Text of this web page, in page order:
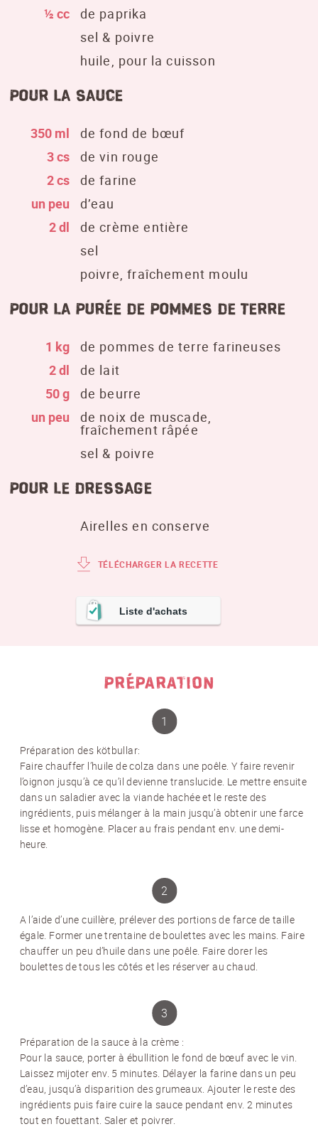
½ cc
de paprika
sel & poivre
huile, pour la cuisson
pour la sauce
350 ml
de fond de bœuf
3 cs
de vin rouge
2 cs
de farine
un peu
d’eau
2 dl
de crème entière
sel
poivre, fraîchement moulu
pour la purée de pommes de terre
1 kg
de pommes de terre farineuses
2 dl
de lait
50 g
de beurre
un peu
de noix de muscade,
fraîchement râpée
sel & poivre
Pour le dressage
Airelles en conserve
TÉLÉCHARGER LA RECETTE
Liste d'achats
PRÉPARATION
Préparation des kötbullar:
Faire chauffer l’huile de colza dans une poêle. Y faire revenir
l’oignon jusqu’à ce qu’il devienne translucide. Le mettre ensuite
dans un saladier avec la viande hachée et le reste des
ingrédients, puis mélanger à la main jusqu’à obtenir une farce
lisse et homogène. Placer au frais pendant env. une demi-
heure.
A l’aide d’une cuillère, prélever des portions de farce de taille
égale. Former une trentaine de boulettes avec les mains. Faire
chauffer un peu d’huile dans une poêle. Faire dorer les
boulettes de tous les côtés et les réserver au chaud.
Préparation de la sauce à la crème :
Pour la sauce, porter à ébullition le fond de bœuf avec le vin.
Laissez mijoter env. 5 minutes. Délayer la farine dans un peu
d’eau, jusqu’à disparition des grumeaux. Ajouter le reste des
ingrédients puis faire cuire la sauce pendant env. 2 minutes
tout en fouettant. Saler et poivrer.
NEWSLETTER
Inscrivez-vous et recevez 12 fois par an les
nouvelles sur les pommes de terre.
TITRE(OPTIONAL)
Veuillez choisir...